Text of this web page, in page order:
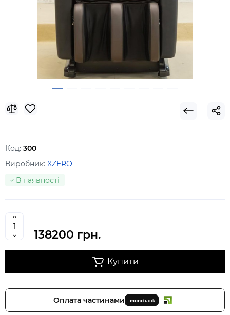
Код: 300
Виробник: XZERO
В наявності
138200 грн.
Купити
Оплата частинами